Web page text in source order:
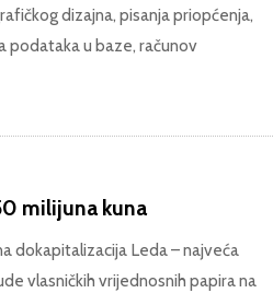
dizajna, pisanja priopćenja,
podataka u baze, računov
milijuna kuna
dokapitalizacija Leda – najveća
vlasničkih vrijednosnih papira na